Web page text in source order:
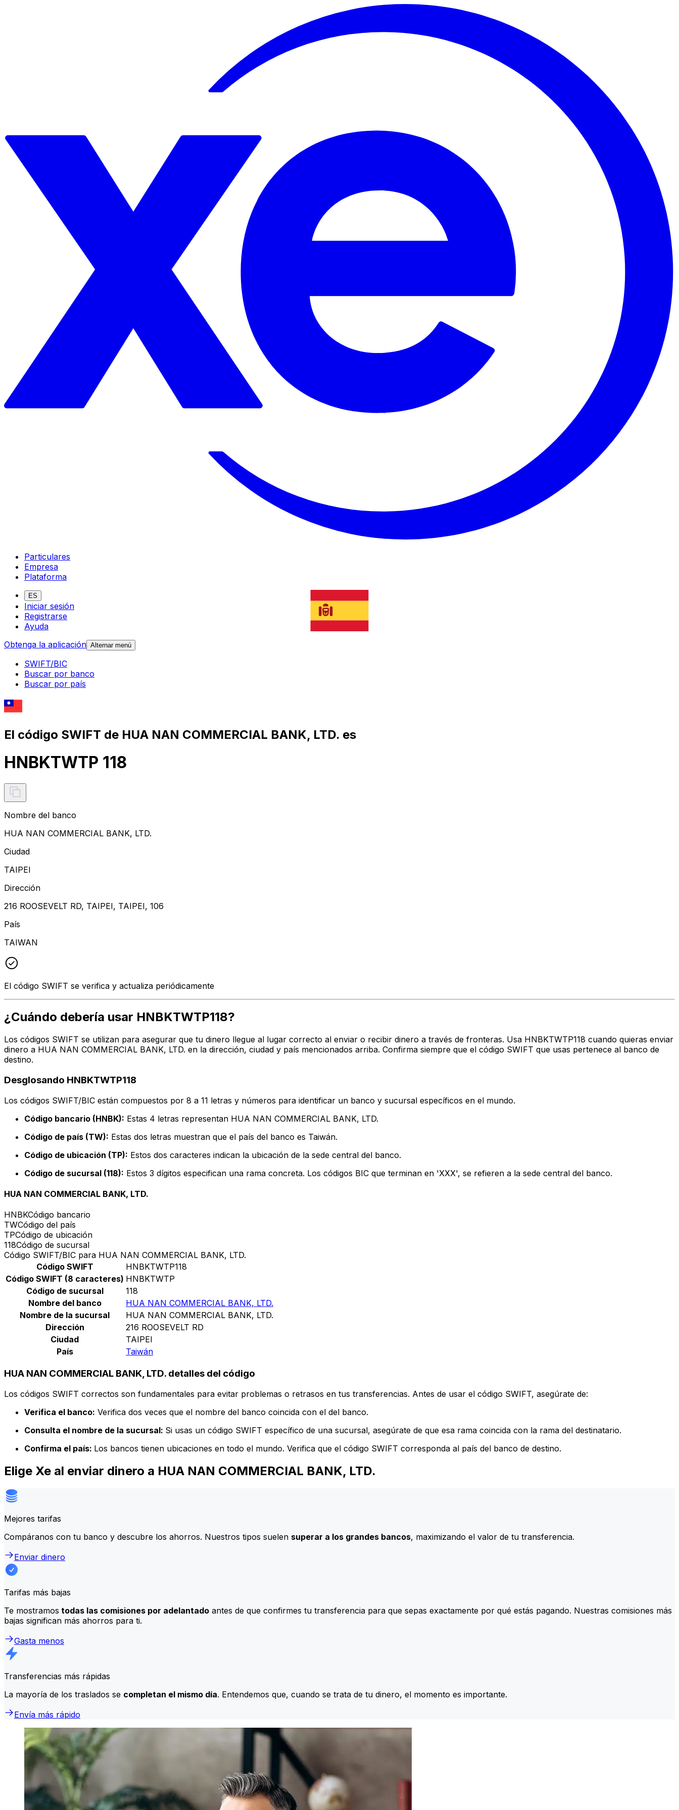
Particulares
Empresa
Plataforma
ES
Iniciar sesión
Registrarse
Ayuda
Obtenga la aplicación Alternar menú
SWIFT/BIC
Buscar por banco
Buscar por país
El código SWIFT de HUA NAN COMMERCIAL BANK, LTD. es
HNBKTWTP 118
Nombre del banco
HUA NAN COMMERCIAL BANK, LTD.
Ciudad
TAIPEI
Dirección
216 ROOSEVELT RD, TAIPEI, TAIPEI, 106
País
TAIWAN
El código SWIFT se verifica y actualiza periódicamente
¿Cuándo debería usar HNBKTWTP118?
Los códigos SWIFT se utilizan para asegurar que tu dinero llegue al lugar correcto al enviar o recibir dinero a través de fronteras. Usa HNBKTWTP118 cuando quieras enviar
dinero a HUA NAN COMMERCIAL BANK, LTD. en la dirección, ciudad y país mencionados arriba. Confirma siempre que el código SWIFT que usas pertenece al banco de
destino.
Desglosando HNBKTWTP118
Los códigos SWIFT/BIC están compuestos por 8 a 11 letras y números para identificar un banco y sucursal específicos en el mundo.
Código bancario (HNBK): Estas 4 letras representan HUA NAN COMMERCIAL BANK, LTD.
Código de país (TW): Estas dos letras muestran que el país del banco es Taiwán.
Código de ubicación (TP): Estos dos caracteres indican la ubicación de la sede central del banco.
Código de sucursal (118): Estos 3 dígitos especifican una rama concreta. Los códigos BIC que terminan en 'XXX', se refieren a la sede central del banco.
HUA NAN COMMERCIAL BANK, LTD.
HNBKCódigo bancario
TWCódigo del país
TPCódigo de ubicación
118Código de sucursal
Código SWIFT/BIC para HUA NAN COMMERCIAL BANK, LTD.
Código SWIFT
HNBKTWTP118
Código SWIFT (8 caracteres) HNBKTWTP
Código de sucursal
118
Nombre del banco
HUA NAN COMMERCIAL BANK, LTD.
Nombre de la sucursal
HUA NAN COMMERCIAL BANK, LTD.
Dirección
216 ROOSEVELT RD
Ciudad
TAIPEI
País
Taiwán
HUA NAN COMMERCIAL BANK, LTD. detalles del código
Los códigos SWIFT correctos son fundamentales para evitar problemas o retrasos en tus transferencias. Antes de usar el código SWIFT, asegúrate de:
Verifica el banco: Verifica dos veces que el nombre del banco coincida con el del banco.
Consulta el nombre de la sucursal: Si usas un código SWIFT específico de una sucursal, asegúrate de que esa rama coincida con la rama del destinatario.
Confirma el país: Los bancos tienen ubicaciones en todo el mundo. Verifica que el código SWIFT corresponda al país del banco de destino.
Elige Xe al enviar dinero a HUA NAN COMMERCIAL BANK, LTD.
Mejores tarifas
Compáranos con tu banco y descubre los ahorros. Nuestros tipos suelen superar a los grandes bancos, maximizando el valor de tu transferencia.
Enviar dinero
Tarifas más bajas
Te mostramos todas las comisiones por adelantado antes de que confirmes tu transferencia para que sepas exactamente por qué estás pagando. Nuestras comisiones más
bajas significan más ahorros para ti.
Gasta menos
Transferencias más rápidas
La mayoría de los traslados se completan el mismo día. Entendemos que, cuando se trata de tu dinero, el momento es importante.
Envía más rápido